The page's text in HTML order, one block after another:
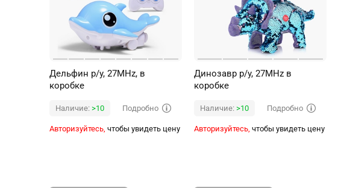
Дельфин р/у, 27MHz, в
коробке
Наличие: >10 Подробно
Авторизуйтесь, чтобы увидеть цену
Динозавр р/у, 27MHz в
коробке
Наличие: >10 Подробно
Авторизуйтесь, чтобы увидеть цену